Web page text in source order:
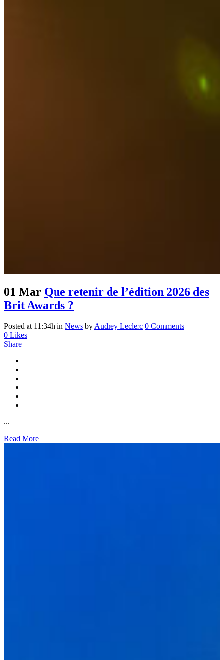
01 Mar Que retenir de l’édition 2026 des
Brit Awards ?
Posted at 11:34h in News by Audrey Leclerc 0 Comments
0 Likes
Share
...
Read More